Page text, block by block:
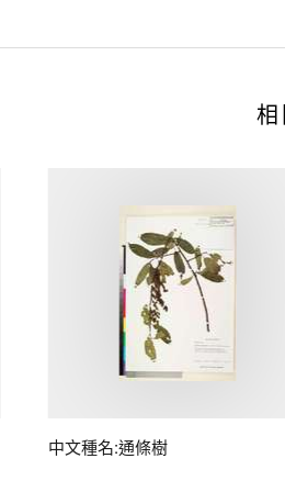
中文種名:通條樹